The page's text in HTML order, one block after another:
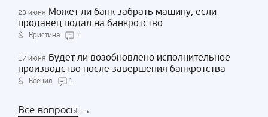
23 июня Может ли банк забрать машину, если
продавец подал на банкротство
Кристина 1
17 июня Будет ли возобновлено исполнительное
производство после завершения банкротства
Ксения 1
Все вопросы →